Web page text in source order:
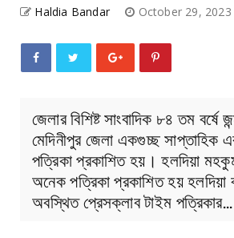
Haldia Bandar October 29, 2023
জেলার বিশিষ্ট সাংবাদিক ৮৪ তম বর্ষে
মেদিনীপুর জেলা একগুচ্ছ সাপ্তাহিক
পত্রিকা প্রকাশিত হয়। হলদিয়া
অনেক পত্রিকা প্রকাশিত হয় হলদিয়া
অবস্থিত প্রেসক্লাব টাইম পত্রিকার…